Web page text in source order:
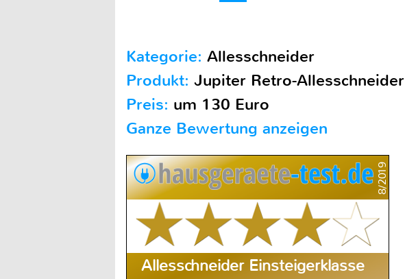
Kategorie: Allesschneider
Produkt: Jupiter Retro-Allesschneider
Preis: um 130 Euro
Ganze Bewertung anzeigen
8/2019
Allesschneider Einsteigerklasse